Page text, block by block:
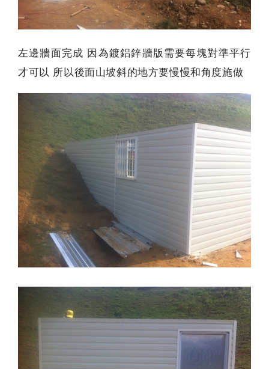
左邊牆面完成 因為鍍鋁鋅牆版需要每塊對準平行
才可以 所以後面山坡斜的地方要慢慢和角度施做